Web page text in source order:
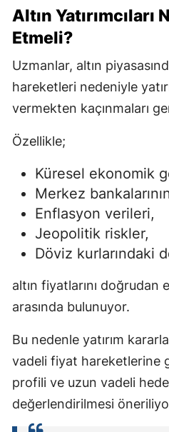
Altın
Etmeli?
Uzmanlar, altın
hareketleri nedeniyle
vermekten kaçınmaları
Özellikle;
Küresel ekonomik
Merkez
Enflasyon verileri,
Jeopolitik riskler,
Döviz kurlarındaki
altın fiyatlarını doğrudan
arasında bulunuyor.
Bu nedenle yatırım
vadeli fiyat hareketlerine
profili ve uzun vadeli
değerlendirilmesi